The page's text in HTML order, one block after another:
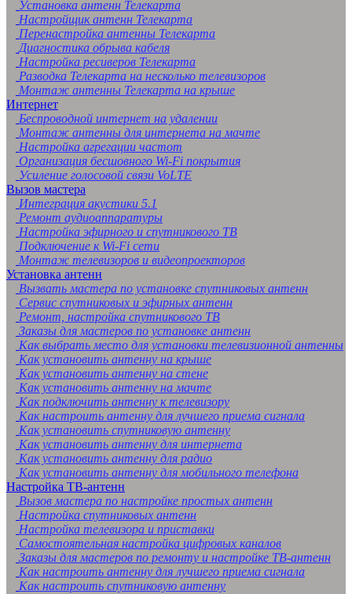
Установка антенн Телекарта
Настройщик антенн Телекарта
Перенастройка антенны Телекарта
Диагностика обрыва кабеля
Настройка ресиверов Телекарта
Разводка Телекарта на несколько телевизоров
Монтаж антенны Телекарта на крыше
Интернет
Беспроводной интернет на удалении
Монтаж антенны для интернета на мачте
Настройка агрегации частот
Организация бесшовного Wi-Fi покрытия
Усиление голосовой связи VoLTE
Вызов мастера
Интеграция акустики 5.1
Ремонт аудиоаппаратуры
Настройка эфирного и спутникового ТВ
Подключение к Wi-Fi сети
Монтаж телевизоров и видеопроекторов
Установка антенн
Вызвать мастера по установке спутниковых антенн
Сервис спутниковых и эфирных антенн
Ремонт, настройка спутникового ТВ
Заказы для мастеров по установке антенн
Как выбрать место для установки телевизионной антенны
Как установить антенну на крыше
Как установить антенну на стене
Как установить антенну на мачте
Как подключить антенну к телевизору
Как настроить антенну для лучшего приема сигнала
Как установить спутниковую антенну
Как установить антенну для интернета
Как установить антенну для радио
Как установить антенну для мобильного телефона
Настройка ТВ-антенн
Вызов мастера по настройке простых антенн
Настройка спутниковых антенн
Настройка телевизора и приставки
Самостоятельная настройка цифровых каналов
Заказы для мастеров по ремонту и настройке ТВ-антенн
Как настроить антенну для лучшего приема сигнала
Как настроить спутниковую антенну